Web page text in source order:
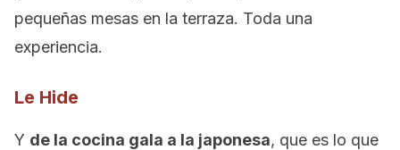
pequeñas mesas en la terraza. Toda una
experiencia.
Le Hide
Y de la cocina gala a la japonesa, que es lo que